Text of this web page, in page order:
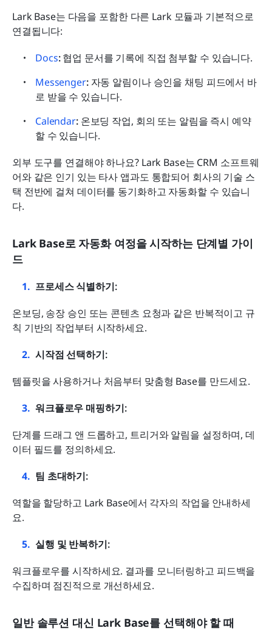
Lark Base는 다음을 포함한 다른 Lark 모듈과 기본적으로
연결됩니다:
Docs: 협업 문서를 기록에 직접 첨부할 수 있습니다.
Messenger: 자동 알림이나 승인을 채팅 피드에서 바
로 받을 수 있습니다.
Calendar: 온보딩 작업, 회의 또는 알림을 즉시 예약
할 수 있습니다.
외부 도구를 연결해야 하나요? Lark Base는 CRM 소프트웨
어와 같은 인기 있는 타사 앱과도 통합되어 회사의 기술 스
택 전반에 걸쳐 데이터를 동기화하고 자동화할 수 있습니
다.
Lark Base로 자동화 여정을 시작하는 단계별 가이
드
프로세스 식별하기:
온보딩, 송장 승인 또는 콘텐츠 요청과 같은 반복적이고 규
칙 기반의 작업부터 시작하세요.
시작점 선택하기:
템플릿을 사용하거나 처음부터 맞춤형 Base를 만드세요.
워크플로우 매핑하기:
단계를 드래그 앤 드롭하고, 트리거와 알림을 설정하며, 데
이터 필드를 정의하세요.
팀 초대하기:
역할을 할당하고 Lark Base에서 각자의 작업을 안내하세
요.
실행 및 반복하기:
워크플로우를 시작하세요. 결과를 모니터링하고 피드백을
수집하며 점진적으로 개선하세요.
일반 솔루션 대신 Lark Base를 선택해야 할 때